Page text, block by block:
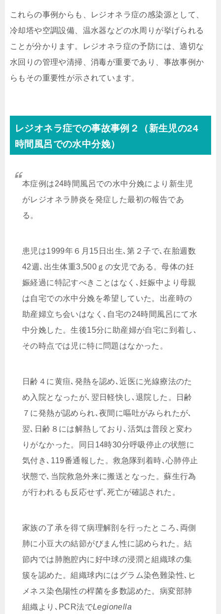
これらの事例からも、レジオネラ症の感染源として、
冷却塔や空調設備、温水器などの水周りが挙げられる
ことが分かります。レジオネラ症の予防には、適切な
水回りの管理や清掃、消毒が重要であり、事故事例か
らもその重要性が示されています。
レジオネラ症での事故事例２（新生児の24
時間風呂での水中分娩）
本症例は24時間風呂での水中分娩により新生児
がレジオネラ肺炎を発症した最初の報告であ
る。
患児は1999年６月15日出生､第２子で､在胎週数
42週､出生体重3,500ｇの女児である。母体の妊
娠経過に特記すべきことはなく､妊娠中より母親
は自宅での水中分娩を希望していた。出産時の
助産婦立ち会いはなく､自宅の24時間風呂にて水
中分娩した。生後15分に助産婦が自宅に到着し､
その時点では児に特に問題はなかった。
日齢４に黄疸､発熱を認め､近医に光線療法のた
め入院となったが､翌日軽快し､退院した。日齢
７に発熱が認められ､夜間に嘔吐がみられたが､
翌､日齢８には解熱しており､活気は普段と変わ
りがなかった。同日14時30分呼吸停止の状態に
気付き､119番通報した。救急隊到着時､心肺停止
状態で､当院救急外来に搬送となった。蘇生行為
が行われるも反応せず､死亡が確認された。
家族の了承を得て病理解剖を行ったところ､両側
肺に小豆大の結節がびまん性に認められた。結
節内では肺胞腔内に好中球の浸潤と組織球の集
簇を認めた。組織球内にはグラム染色難染性､ヒ
メネス染色陽性の桿菌を多数認めた。病変部肺
組織より､PCR法でLegionella